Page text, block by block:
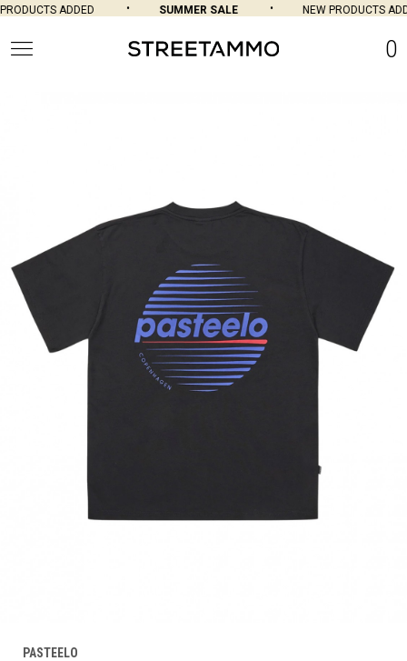
ADDED SUMMER SALE NEW PRODUCTS
0
PASTEELO